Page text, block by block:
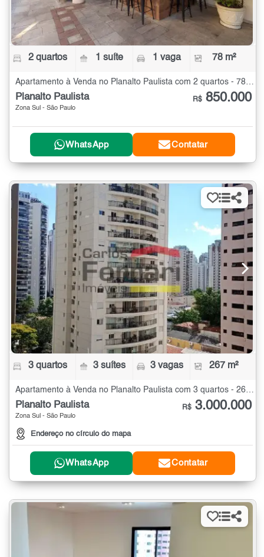
2 quartos 1 suíte 1 vaga 78 m²
Apartamento à Venda no Planalto Paulista com 2 quartos - 78 m²
Planalto Paulista
Zona Sul - São Paulo
R$ 850.000
WhatsApp Contatar
3 quartos 3 suítes 3 vagas 267 m²
Apartamento à Venda no Planalto Paulista com 3 quartos - 267 m²
Planalto Paulista
Zona Sul - São Paulo
Endereço no círculo do mapa
R$ 3.000.000
WhatsApp Contatar